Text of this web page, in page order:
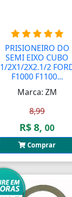
PRISIONEIRO DO
SEMI EIXO CUBO
1/2X1/2X2.1/2
F1000 F1100...
Marca: ZM
8,99
R$ 8,00
Comprar